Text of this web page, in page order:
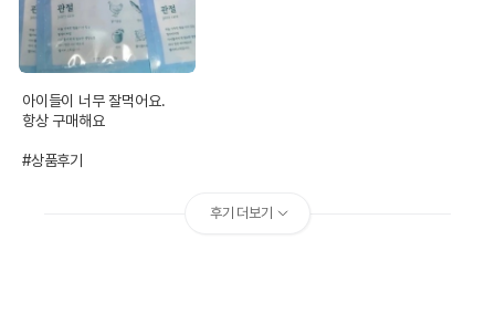
아이들이 너무 잘먹어요.
항상 구매해요
#상품후기
후기 더보기